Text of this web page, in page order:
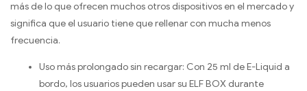
más de lo que ofrecen muchos otros dispositivos en el mercado y
significa que el usuario tiene que rellenar con mucha menos
frecuencia.
Uso más prolongado sin recargar: Con 25 ml de E-Liquid a
bordo, los usuarios pueden usar su ELF BOX durante